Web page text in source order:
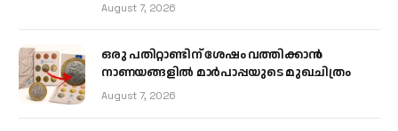
August 7, 2026
ഒരു പതിറ്റാണ്ടിന് ശേഷം വത്തിക്കാൻ
നാണയങ്ങളിൽ മാർപാപ്പയുടെ മുഖചിത്രം
August 7, 2026